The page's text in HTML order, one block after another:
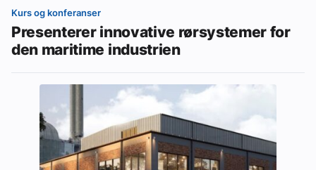
Kurs og konferanser
Presenterer innovative rørsystemer for
den maritime industrien